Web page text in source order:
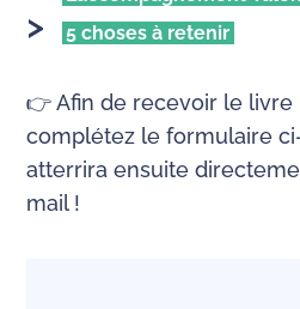
5 choses à retenir
👉 Afin de recevoir le
complétez le formulaire
atterrira ensuite
mail !